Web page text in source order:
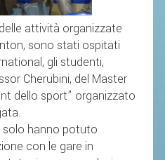
attività organizzate
sono stati ospitati
gli studenti,
Cherubini, del Master
dello sport” organizzato
solo hanno potuto
con le gare in
DI GIUSTIZIA FEDERALE